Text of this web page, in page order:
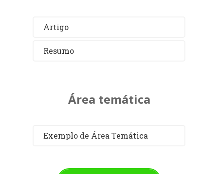
Artigo
Resumo
Área temática
Exemplo de Área Temática